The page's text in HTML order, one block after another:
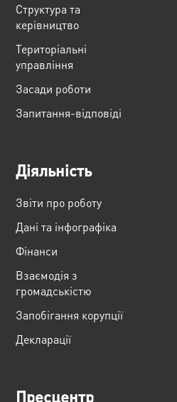
Структура та
керівництво
Територіальні
управління
Засади роботи
Запитання-відповіді
Діяльність
Звіти про роботу
Дані та інфографіка
Фінанси
Взаємодія з
громадськістю
Запобігання корупції
Декларації
Пресцентр